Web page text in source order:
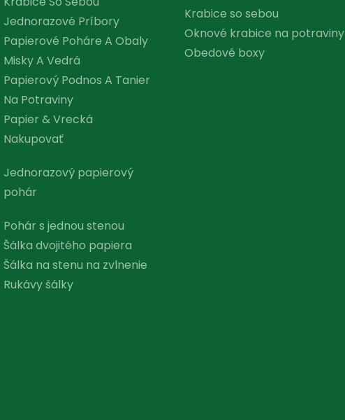
Jednorazové Príbory
Papierové Poháre A Obaly
Misky A Vedrá
Papierový Podnos A Tanier
Na Potraviny
Papier & Vrecká
Nakupovať
Jednorazový papierový
pohár
Pohár s jednou stenou
Šálka ​​dvojitého papiera
Šálka ​​na stenu na zvlnenie
Rukávy šálky
Krabice so sebou
Oknové krabice na potraviny
Obedové boxy